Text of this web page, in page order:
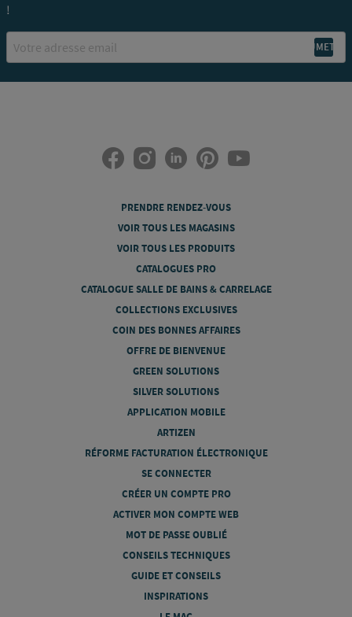
!
PRENDRE RENDEZ-VOUS
VOIR TOUS LES MAGASINS
VOIR TOUS LES PRODUITS
CATALOGUES PRO
CATALOGUE SALLE DE BAINS & CARRELAGE
COLLECTIONS EXCLUSIVES
COIN DES BONNES AFFAIRES
OFFRE DE BIENVENUE
GREEN SOLUTIONS
SILVER SOLUTIONS
APPLICATION MOBILE
ARTIZEN
RÉFORME FACTURATION ÉLECTRONIQUE
SE CONNECTER
CRÉER UN COMPTE PRO
ACTIVER MON COMPTE WEB
MOT DE PASSE OUBLIÉ
CONSEILS TECHNIQUES
GUIDE ET CONSEILS
INSPIRATIONS